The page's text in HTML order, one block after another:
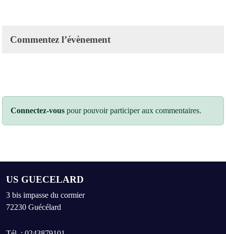
Commentez l’évènement
Connectez-vous pour pouvoir participer aux commentaires.
US GUECELARD
3 bis impasse du cormier
72230 Guécélard